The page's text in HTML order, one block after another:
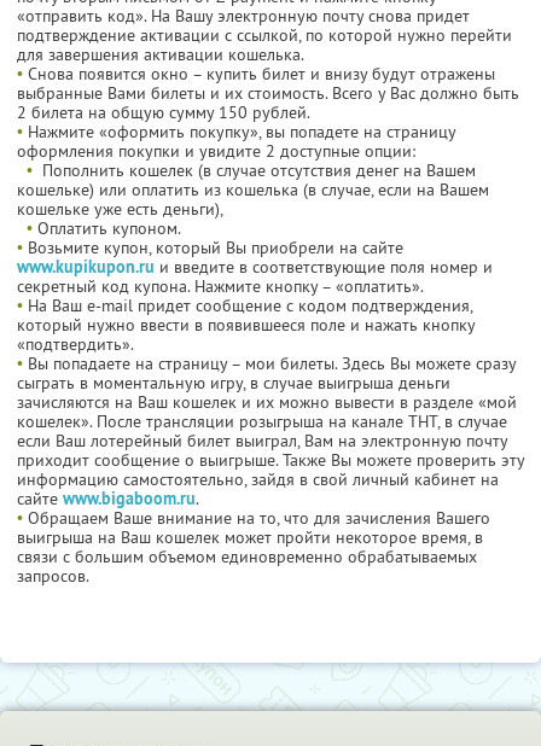
«отправить код». На Вашу электронную почту снова придет
подтверждение активации с ссылкой, по которой нужно перейти
для завершения активации кошелька.
• Снова появится окно – купить билет и внизу будут отражены
выбранные Вами билеты и их стоимость. Всего у Вас должно быть
2 билета на общую сумму 150 рублей.
• Нажмите «оформить покупку», вы попадете на страницу
оформления покупки и увидите 2 доступные опции:
• Пополнить кошелек (в случае отсутствия денег на Вашем
кошельке) или оплатить из кошелька (в случае, если на Вашем
кошельке уже есть деньги),
• Оплатить купоном.
• Возьмите купон, который Вы приобрели на сайте
www.kupikupon.ru и введите в соответствующие поля номер и
секретный код купона. Нажмите кнопку – «оплатить».
• На Ваш e-mail придет сообщение с кодом подтверждения,
который нужно ввести в появившееся поле и нажать кнопку
«подтвердить».
• Вы попадаете на страницу – мои билеты. Здесь Вы можете сразу
сыграть в моментальную игру, в случае выигрыша деньги
зачисляются на Ваш кошелек и их можно вывести в разделе «мой
кошелек». После трансляции розыгрыша на канале ТНТ, в случае
если Ваш лотерейный билет выиграл, Вам на электронную почту
приходит сообщение о выигрыше. Также Вы можете проверить эту
информацию самостоятельно, зайдя в свой личный кабинет на
сайте www.bigaboom.ru.
• Обращаем Ваше внимание на то, что для зачисления Вашего
выигрыша на Ваш кошелек может пройти некоторое время, в
связи с большим объемом единовременно обрабатываемых
запросов.